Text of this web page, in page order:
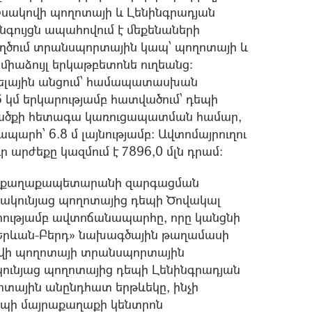
պողոտայի և Լենինգրադյան
ապահովում է մեքենաների
տրանսպորտային կապ՝ պողոտայի և
երկաթբետոնե ուղեանց:
անցում՝ համապատասխան
երկարությամբ հատվածում՝ դեպի
հետագա կառուցապատման համար,
6.8 մ լայնությամբ: Ավտոմայրուղու
կազմում է 7896,0 մլն դրամ:
քաղաքապետարանի զարգացման
պողոտայից դեպի Ծովակալ
ավտոճանապարհը, որը կանցնի
Բերդ» նախագծային թաղամասի
պողոտայի տրանսպորտային
պողոտայից դեպի Լենինգրադյան
անընդհատ երթևեկը, ինչի
մայրաքաղաքի կենտրոն